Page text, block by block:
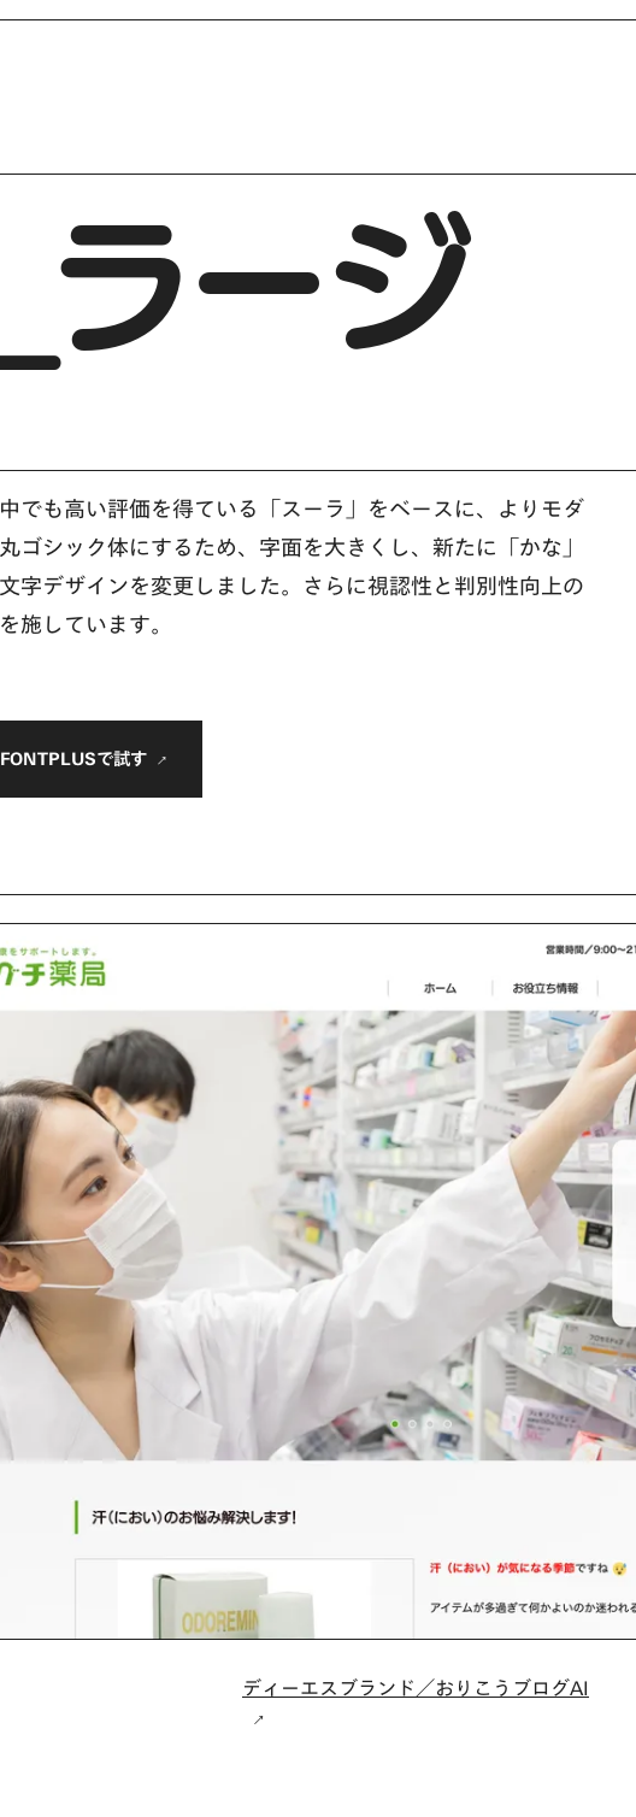
ラージ
でも高い評価を得ている「スーラ」をベースに、よりモダ
ゴシック体にするため、字面を大きくし、新たに「かな」
字デザインを変更しました。さらに視認性と判別性向上の
施しています。
で試す
ディーエスブランド／おりこうブログAI